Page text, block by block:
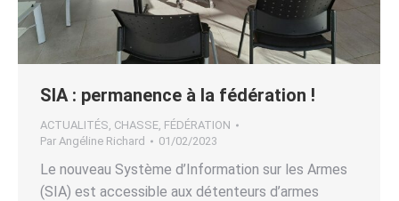
SIA : permanence à la fédération !
ACTUALITÉS CHASSE FÉDÉRATION
Par Angéline Richard 01/02/2023
Le nouveau Système d’Information sur les Armes
(SIA) est accessible aux détenteurs d’armes